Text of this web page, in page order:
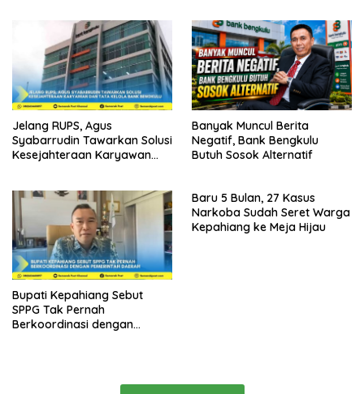
Jelang RUPS, Agus
Syabarrudin Tawarkan Solusi
Kesejahteraan Karyawan
Banyak Muncul Berita
Negatif, Bank Bengkulu
Butuh Sosok Alternatif
Bupati Kepahiang Sebut
SPPG Tak Pernah
Berkoordinasi dengan
Baru 5 Bulan, 27 Kasus
Narkoba Sudah Seret Warga
Kepahiang ke Meja Hijau